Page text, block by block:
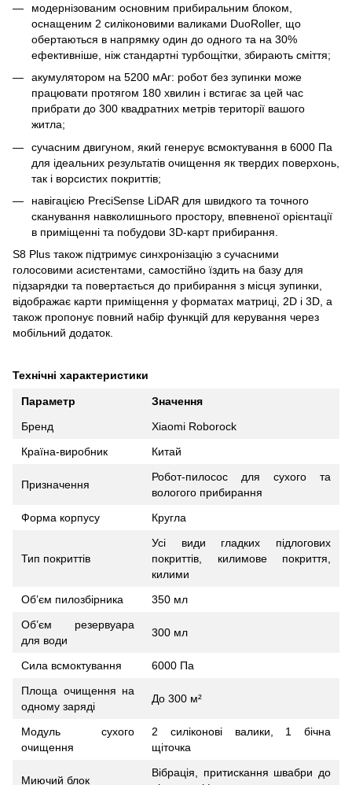
модернізованим основним прибиральним блоком,
оснащеним 2 силіконовими валиками DuoRoller, що
обертаються в напрямку один до одного та на 30%
ефективніше, ніж стандартні турбощітки, збирають сміття;
акумулятором на 5200 мАг: робот без зупинки може
працювати протягом 180 хвилин і встигає за цей час
прибрати до 300 квадратних метрів території вашого
житла;
сучасним двигуном, який генерує всмоктування в 6000 Па
для ідеальних результатів очищення як твердих поверхонь,
так і ворсистих покриттів;
навігацією PreciSense LiDAR для швидкого та точного
сканування навколишнього простору, впевненої орієнтації
в приміщенні та побудови 3D-карт прибирання.
S8 Plus також підтримує синхронізацію з сучасними
голосовими асистентами, самостійно їздить на базу для
підзарядки та повертається до прибирання з місця зупинки,
відображає карти приміщення у форматах матриці, 2D і 3D, а
також пропонує повний набір функцій для керування через
мобільний додаток.
Технічні характеристики
Параметр
Значення
Бренд
Xiaomi Roborock
Країна-виробник
Китай
Призначення
Робот-пилосос для сухого та
вологого прибирання
Форма корпусу
Кругла
Тип покриттів
Усі види гладких підлогових
покриттів, килимове покриття,
килими
Об’єм пилозбірника
350 мл
Об’єм резервуара
для води
300 мл
Сила всмоктування
6000 Па
Площа очищення на
одному заряді
До 300 м²
Модуль сухого
очищення
2 силіконові валики, 1 бічна
щіточка
Миючий блок
Вібрація, притискання швабри до